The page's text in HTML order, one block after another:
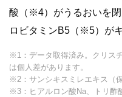
酸（※4）がうるおいを
ロビタミンB5（※5）が
※1：データ取得済み。クリス
は個人差があります。
※2：サンシキスミレエキス（保
※3：ヒアルロン酸Na、トリ酢